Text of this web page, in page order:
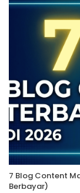
7 Blog Content
Berbayar)